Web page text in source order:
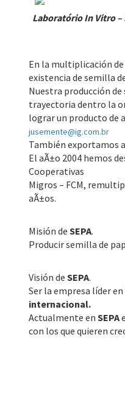
Laboratório In Vitro –
En la multiplicación
existencia de semilla
Nuestra producción
trayectoria dentro la
lograr un producto de
jusemente@ig.com.br
También exportamos
El aÃ±o 2004 hemos
Cooperativas
Migros – FCM,
aÃ±os.
Misión de SEPA.
Producir semilla de
Visión de SEPA.
Ser la empresa líder
internacional.
Actualmente en SEPA
con los que quieren